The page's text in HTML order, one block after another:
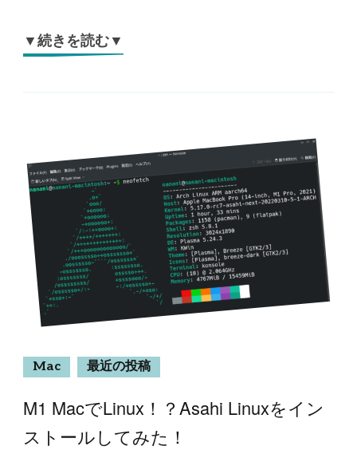
▼続きを読む▼
Mac 最近の投稿
M1 MacでLinux！？Asahi Linuxをイン
ストールしてみた！